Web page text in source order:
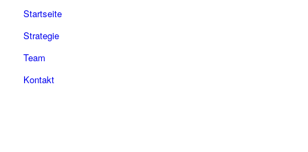
Startseite
Strategie
Team
Kontakt